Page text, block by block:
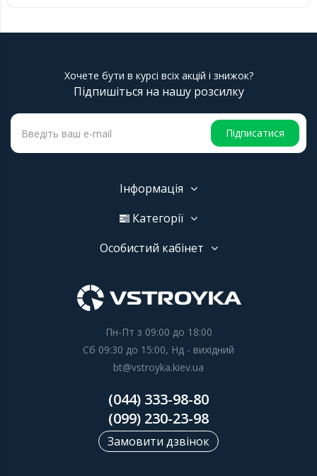
Хочете бути в курсі всіх акцій і знижок?
Підпишіться на нашу розсилку
Підписатися
Інформація
Категорії
Особистий кабінет
Пн-Пт з 09:00 до 18:00
Сб 09:30 до 15:00, Нд - вихідний
bt@vstroyka.kiev.ua
(044) 333-98-80
(099) 230-23-98
Замовити дзвінок